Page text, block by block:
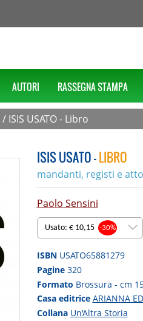
AUTORI RASSEGNA STAMPA
/ ISIS USATO - Libro
ISIS USATO -LIBRO
mandanti, registi e
Paolo Sensini
Usato: € 10,15-30%
ISBN USATO65881279
Pagine 320
Formato Brossura - cm
Casa editrice ARIANNA
Collana Un'Altra Storia